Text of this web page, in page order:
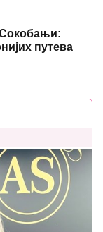
Сокобањи:
путева